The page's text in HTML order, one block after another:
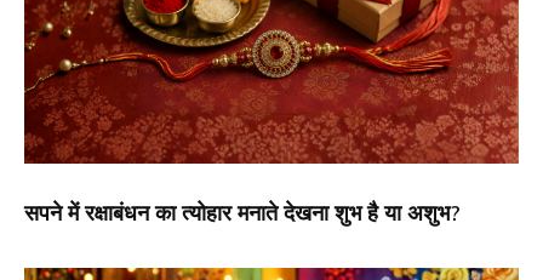
सपने में रक्षाबंधन का त्योहार मनाते देखना शुभ है या अशुभ?